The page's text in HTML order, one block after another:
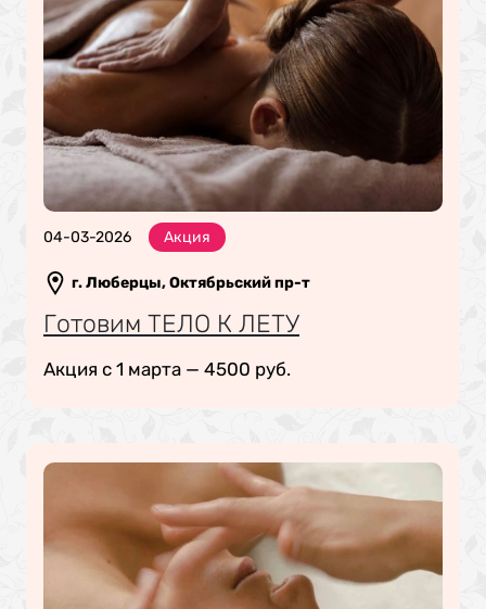
04-03-2026 Акция
г. Люберцы, Октябрьский пр-т
Готовим ТЕЛО К ЛЕТУ
Акция с 1 марта — 4500 руб.